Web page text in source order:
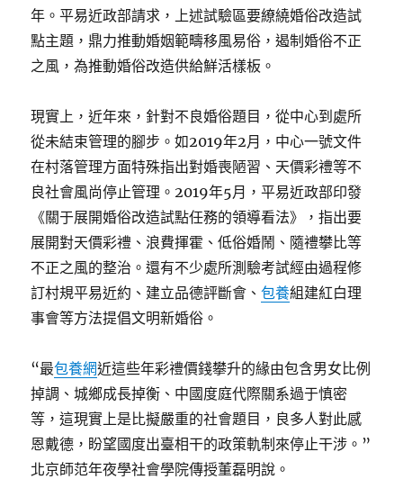
年。平易近政部請求，上述試驗區要繚繞婚俗改造試
點主題，鼎力推動婚姻範疇移風易俗，遏制婚俗不正
之風，為推動婚俗改造供給鮮活樣板。
現實上，近年來，針對不良婚俗題目，從中心到處所
從未結束管理的腳步。如2019年2月，中心一號文件
在村落管理方面特殊指出對婚喪陋習、天價彩禮等不
良社會風尚停止管理。2019年5月，平易近政部印發
《關于展開婚俗改造試點任務的領導看法》，指出要
展開對天價彩禮、浪費揮霍、低俗婚鬧、隨禮攀比等
不正之風的整治。還有不少處所測驗考試經由過程修
訂村規平易近約、建立品德評斷會、包養組建紅白理
事會等方法提倡文明新婚俗。
“最包養網近這些年彩禮價錢攀升的緣由包含男女比例
掉調、城鄉成長掉衡、中國度庭代際關系過于慎密
等，這現實上是比擬嚴重的社會題目，良多人對此感
恩戴德，盼望國度出臺相干的政策軌制來停止干涉。”
北京師范年夜學社會學院傳授董磊明說。